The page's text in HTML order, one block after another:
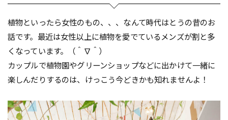
植物といったら女性のもの、、、なんて時代はとうの昔のお
話です。最近は女性以上に植物を愛でているメンズが割と多
くなっています。（＾∇＾）
カップルで植物園やグリーンショップなどに出かけて一緒に
楽しんだりするのは、けっこう今どきかも知れませんよ！